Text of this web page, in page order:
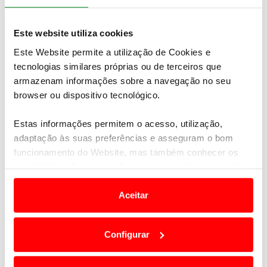
Este website utiliza cookies
Este Website permite a utilização de Cookies e
tecnologias similares próprias ou de terceiros que
armazenam informações sobre a navegação no seu
browser ou dispositivo tecnológico.
Estas informações permitem o acesso, utilização,
adaptação às suas preferências e asseguram o bom
funcionamento do Website, mas também conhecer os
e anúncios de modo a promover produtos e/ou serviços.
Em alguns casos, a utilização destas tecnologias
termos e a todo o tempo as suas preferências e limitando
o acesso a informações durante a navegação no
Aceitar
Configurar
na próxima semana | 10 a
16 de agosto
06 AGOSTO 2026
Mobilidade condicionada:
quando conduzir é
sinónimo de autonomia
06 AGOSTO 2026
A Ponte 25 de Abril
celebra 60 anos
06 AGOSTO 2026